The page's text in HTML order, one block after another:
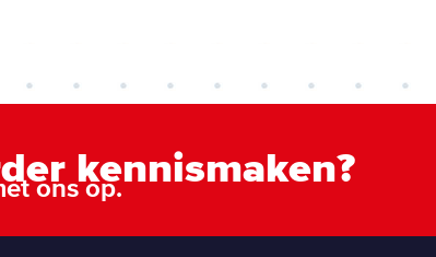
kennismaken?
ons op.